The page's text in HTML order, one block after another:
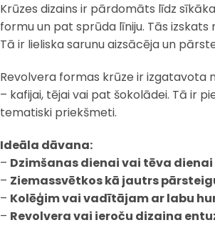
Krūzes dizains ir pārdomāts līdz
formu un pat sprūda līniju. Tās
Tā ir lieliska sarunu aizsācēja un
Revolvera formas krūze ir izgatavota
– kafijai, tējai vai pat šokolādei. Tā ir
tematiski priekšmeti.
Ideāla dāvana:
– Dzimšanas dienai vai tēva dienai
– Ziemassvētkos kā jautrs
– Kolēģim vai vadītājam ar labu
– Revolvera vai ieroču dizaina